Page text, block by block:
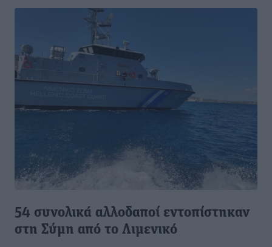
54 συνολικά αλλοδαποί εντοπίστηκαν
στη Σύμη από το Λιμενικό